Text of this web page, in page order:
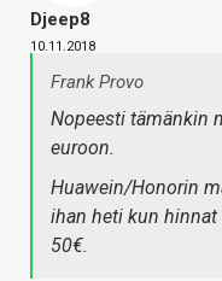
Djeep8
10.11.2018
Frank Provo
Nopeesti tämänkin
euroon.
Huawein/Honorin
ihan heti kun
50€.